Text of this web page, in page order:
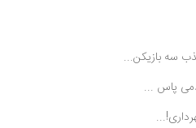
سه بازیکن...
پاس ...